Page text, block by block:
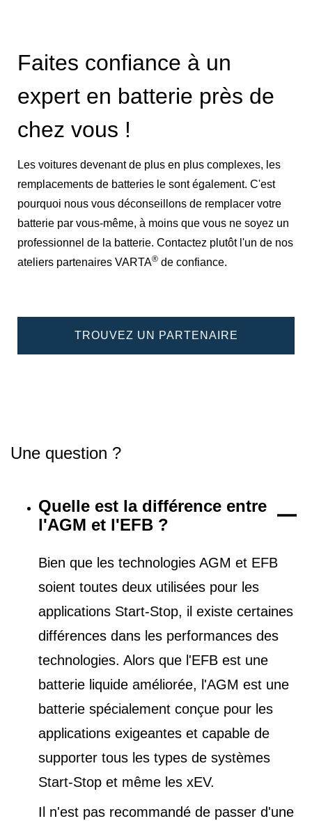
Faites confiance à un
expert en batterie près de
chez vous !
Les voitures devenant de plus en plus complexes, les
remplacements de batteries le sont également. C'est
pourquoi nous vous déconseillons de remplacer votre
batterie par vous-même, à moins que vous ne soyez un
professionnel de la batterie. Contactez plutôt l'un de nos
ateliers partenaires VARTA® de confiance.
TROUVEZ UN PARTENAIRE
Une question ?
Quelle est la différence entre
l'AGM et l'EFB ?
Bien que les technologies AGM et EFB
soient toutes deux utilisées pour les
applications Start-Stop, il existe certaines
différences dans les performances des
technologies. Alors que l'EFB est une
batterie liquide améliorée, l'AGM est une
batterie spécialement conçue pour les
applications exigeantes et capable de
supporter tous les types de systèmes
Start-Stop et même les xEV.
Il n'est pas recommandé de passer d'une